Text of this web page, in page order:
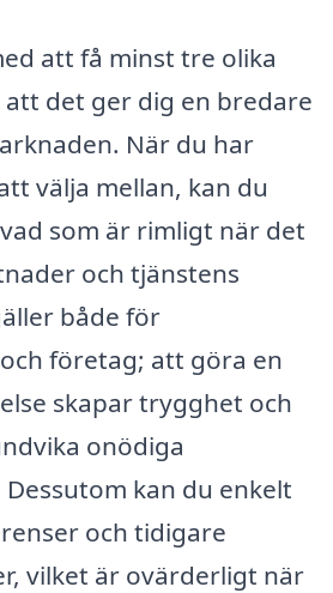
att få minst tre olika
det ger dig en bredare
När du har
välja mellan, kan du
som är rimligt när det
och tjänstens
både för
företag; att göra en
skapar trygghet och
onödiga
kan du enkelt
och tidigare
vilket är ovärderligt när